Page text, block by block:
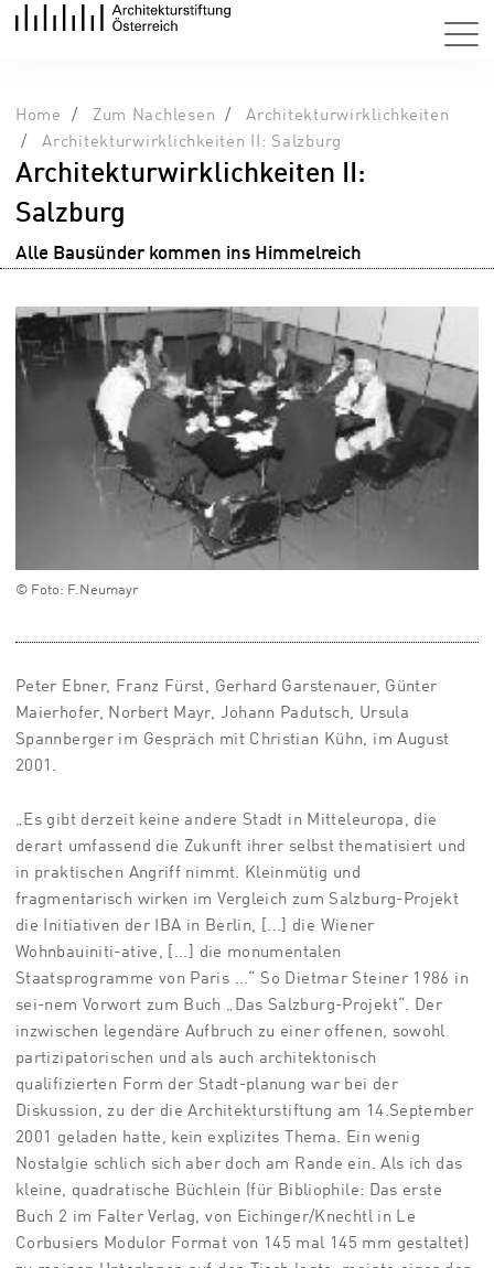
Home Zum Nachlesen
Architekturwirklichkeiten
Architekturwirklichkeiten II: Salzburg
Architekturwirklichkeiten II:
Salzburg
Alle Bausünder kommen ins Himmelreich
© Foto: F.Neumayr
Peter Ebner, Franz Fürst, Gerhard Garstenauer, Günter
Maierhofer, Norbert Mayr, Johann Padutsch, Ursula
Spannberger im Gespräch mit Christian Kühn, im August
2001.
„Es gibt derzeit keine andere Stadt in Mitteleuropa, die
derart umfassend die Zukunft ihrer selbst thematisiert und
in praktischen Angriff nimmt. Kleinmütig und
fragmentarisch wirken im Vergleich zum Salzburg-Projekt
die Initiativen der IBA in Berlin, [...] die Wiener
Wohnbauiniti-ative, [...] die monumentalen
Staatsprogramme von Paris ...“ So Dietmar Steiner 1986 in
sei-nem Vorwort zum Buch „Das Salzburg-Projekt“. Der
inzwischen legendäre Aufbruch zu einer offenen, sowohl
partizipatorischen und als auch architektonisch
qualifizierten Form der Stadt-planung war bei der
Diskussion, zu der die Architekturstiftung am 14.September
2001 geladen hatte, kein explizites Thema. Ein wenig
Nostalgie schlich sich aber doch am Rande ein. Als ich das
kleine, quadratische Büchlein (für Bibliophile: Das erste
Buch 2 im Falter Verlag, von Eichinger/Knechtl in Le
Corbusiers Modulor Format von 145 mal 145 mm gestaltet)